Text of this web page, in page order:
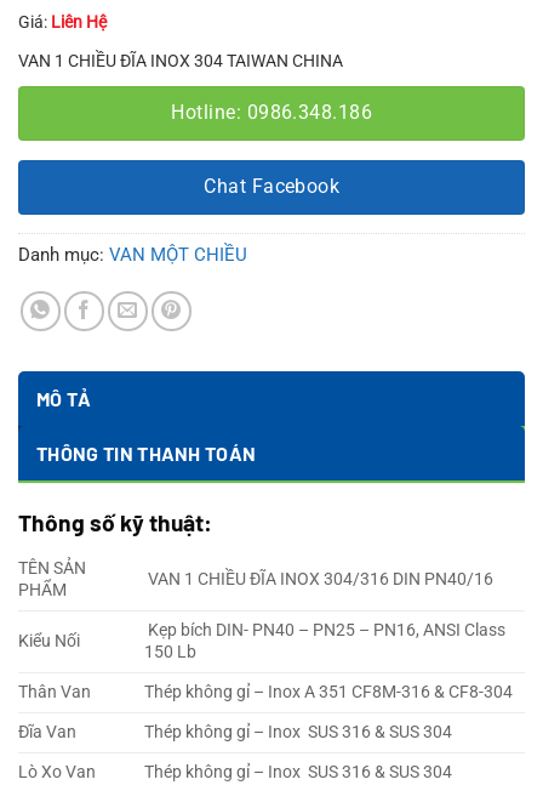
Giá: Liên Hệ
VAN 1 CHIỀU ĐĨA INOX 304 TAIWAN CHINA
Hotline: 0986.348.186
Chat Facebook
Danh mục: VAN MỘT CHIỀU
MÔ TẢ
THÔNG TIN THANH TOÁN
Thông số kỹ thuật:
TÊN SẢN
PHẨM
VAN 1 CHIỀU ĐĨA INOX 304/316 DIN PN40/16
Kiểu Nối
Kẹp bích DIN- PN40 – PN25 – PN16, ANSI Class
150 Lb
Thân Van
Thép không gỉ – Inox A 351 CF8M-316 & CF8-304
Đĩa Van
Thép không gỉ – Inox SUS 316 & SUS 304
Lò Xo Van
Thép không gỉ – Inox SUS 316 & SUS 304